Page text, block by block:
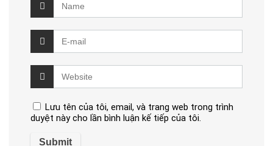
Lưu tên của tôi, email, và trang web trong trình
duyệt này cho lần bình luận kế tiếp của tôi.